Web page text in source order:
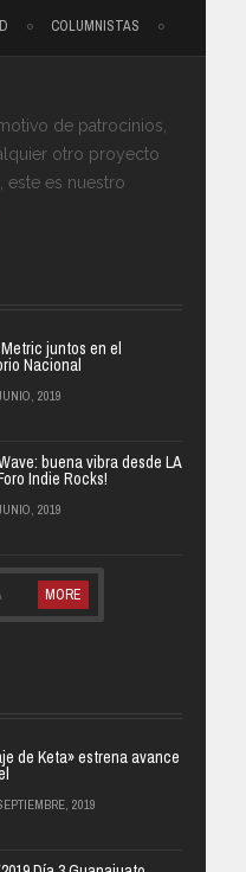
COLUMNISTAS
de patrocinios,
otro proyecto
este es nuestro
juntos en el
Nacional
2019
buena vibra desde LA
Indie Rocks!
2019
MORE
de Keta» estrena avance
2019